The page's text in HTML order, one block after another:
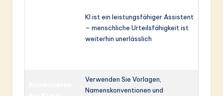
KI ist ein leistungsfähiger Assistent
– menschliche Urteilsfähigkeit ist
weiterhin unerlässlich
Verwenden Sie Vorlagen,
Namenskonventionen und